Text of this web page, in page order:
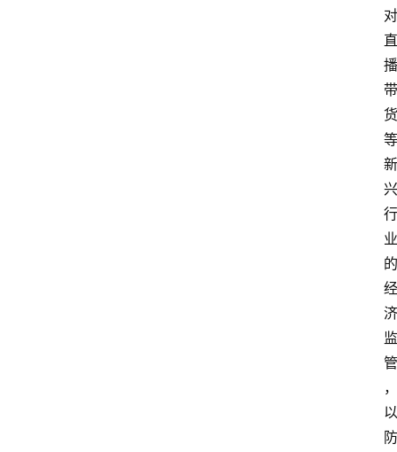
对
直
播
带
货
等
新
兴
行
业
的
经
济
监
管
，
以
防